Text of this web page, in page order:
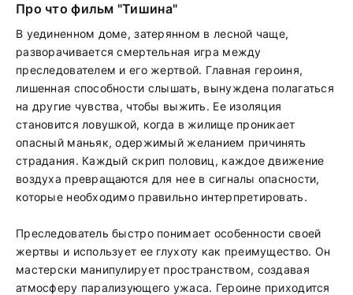
Про что фильм "Тишина"
В уединенном доме, затерянном в лесной чаще,
разворачивается смертельная игра между
преследователем и его жертвой. Главная героиня,
лишенная способности слышать, вынуждена полагаться
на другие чувства, чтобы выжить. Ее изоляция
становится ловушкой, когда в жилище проникает
опасный маньяк, одержимый желанием причинять
страдания. Каждый скрип половиц, каждое движение
воздуха превращаются для нее в сигналы опасности,
которые необходимо правильно интерпретировать.
Преследователь быстро понимает особенности своей
жертвы и использует ее глухоту как преимущество. Он
мастерски манипулирует пространством, создавая
атмосферу парализующего ужаса. Героине приходится